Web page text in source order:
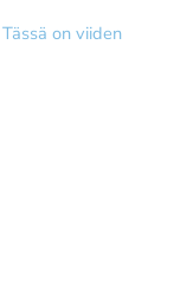
on viiden